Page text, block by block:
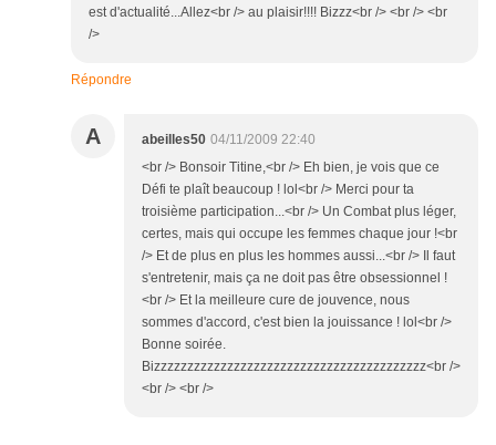
est d'actualité...Allez<br /> au plaisir!!!! Bizzz<br /> <br /> <br
/>
Répondre
A abeilles50 04/11/2009 22:40
<br /> Bonsoir Titine,<br /> Eh bien, je vois que ce
Défi te plaît beaucoup ! lol<br /> Merci pour ta
troisième participation...<br /> Un Combat plus léger,
certes, mais qui occupe les femmes chaque jour !<br
/> Et de plus en plus les hommes aussi...<br /> Il faut
s'entretenir, mais ça ne doit pas être obsessionnel !
<br /> Et la meilleure cure de jouvence, nous
sommes d'accord, c'est bien la jouissance ! lol<br />
Bonne soirée.
Bizzzzzzzzzzzzzzzzzzzzzzzzzzzzzzzzzzzzzzzzz<br />
<br /> <br />